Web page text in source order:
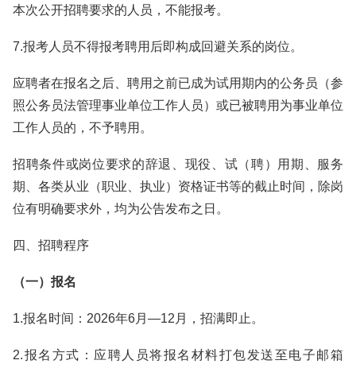
本次公开招聘要求的人员，不能报考。
7.报考人员不得报考聘用后即构成回避关系的岗位。
应聘者在报名之后、聘用之前已成为试用期内的公务员（参
照公务员法管理事业单位工作人员）或已被聘用为事业单位
工作人员的，不予聘用。
招聘条件或岗位要求的辞退、现役、试（聘）用期、服务
期、各类从业（职业、执业）资格证书等的截止时间，除岗
位有明确要求外，均为公告发布之日。
四、招聘程序
（一）报名
1.报名时间：2026年6月—12月，招满即止。
2.报名方式：应聘人员将报名材料打包发送至电子邮箱